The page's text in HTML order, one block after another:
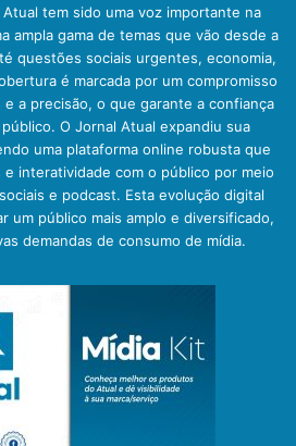
tem sido uma voz importante na
ampla gama de temas que vão desde a
questões sociais urgentes, economia,
é marcada por um compromisso
e a precisão, o que garante a confiança
O Jornal Atual expandiu sua
uma plataforma online robusta que
e interatividade com o público por meio
e podcast. Esta evolução digital
um público mais amplo e diversificado,
demandas de consumo de mídia.